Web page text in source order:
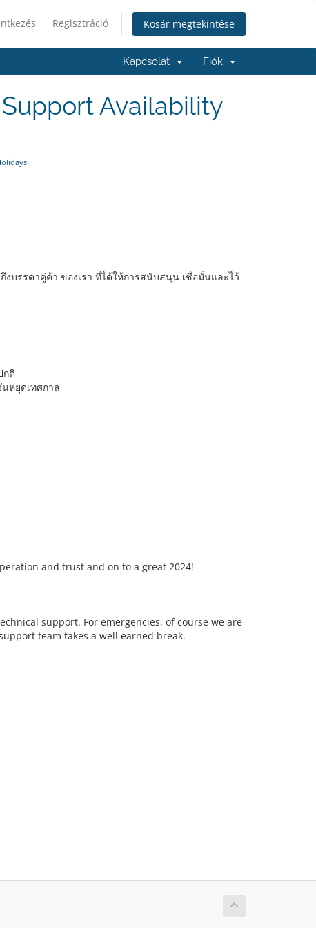
Regisztráció Kosár megtekintése
Kapcsolat Fiók
Availability
บรรดาคู่ค้า ของเรา ที่ได้ให้การสนับสนุน เชื่อมั่นและไว้
กติ
หยุดเทศกาล
and trust and on to a great 2024!
support. For emergencies, of course we are
team takes a well earned break.